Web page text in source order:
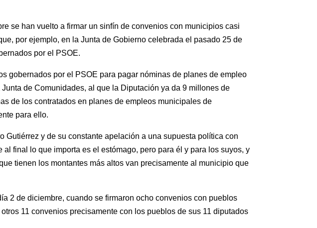
se han vuelto a firmar un sinfín de convenios con municipios casi
por ejemplo, en la Junta de Gobierno celebrada el pasado 25 de
por el PSOE.
gobernados por el PSOE para pagar nóminas de planes de empleo
de Comunidades, al que la Diputación ya da 9 millones de
de los contratados en planes de empleos municipales de
para ello.
y de su constante apelación a una supuesta política con
final lo que importa es el estómago, pero para él y para los suyos, y
tienen los montantes más altos van precisamente al municipio que
2 de diciembre, cuando se firmaron ocho convenios con pueblos
11 convenios precisamente con los pueblos de sus 11 diputados